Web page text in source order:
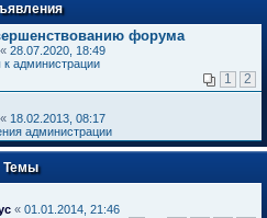
форума
« 28.07.2020, 18:49
к администрации
1 2
« 18.02.2013, 08:17
администрации
Темы
« 01.01.2014, 21:46